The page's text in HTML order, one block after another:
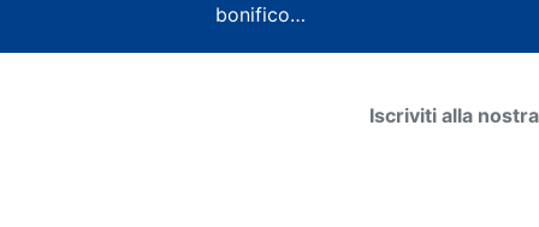
bonifico…
Iscriviti alla